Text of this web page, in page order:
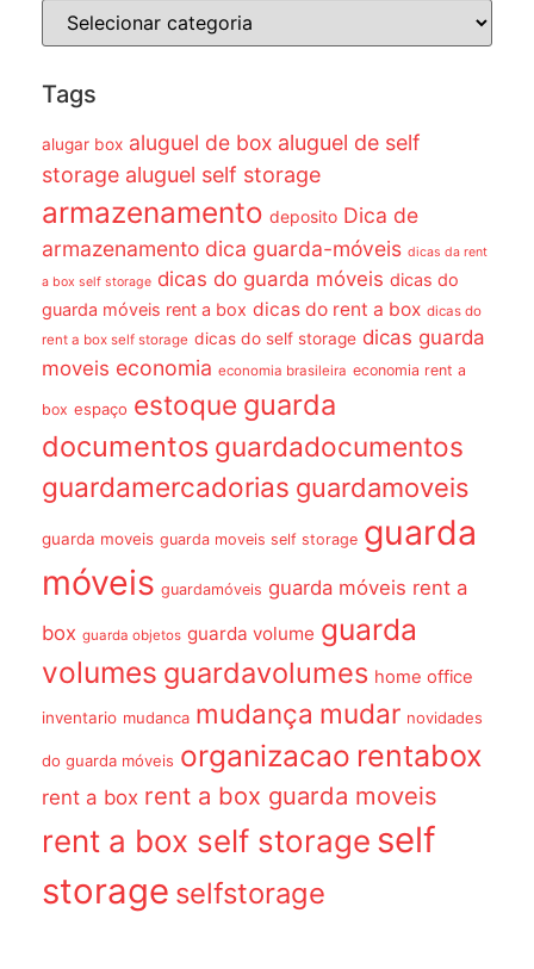
Tags
alugar box aluguel de box aluguel de self
storage aluguel self storage
armazenamento deposito Dica de
armazenamento dica guarda-móveis dicas da rent
a box self storage dicas do guarda móveis dicas do
guarda móveis rent a box dicas do rent a box dicas do
rent a box self storage dicas do self storage dicas guarda
moveis economia economia brasileira economia rent a
box espaço estoque guarda
documentos guardadocumentos
guardamercadorias guardamoveis
guarda moveis guarda moveis self storage guarda
móveis guardamóveis guarda móveis rent a
box guarda objetos guarda volume guarda
volumes guardavolumes home office
inventario mudanca mudança mudar novidades
do guarda móveis organizacao rentabox
rent a box rent a box guarda moveis
rent a box self storage self
storage selfstorage